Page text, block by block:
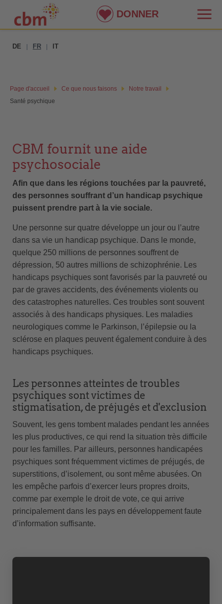
DE FR IT
Page d'accueil Ce que nous faisons
Notre travail
Santé psychique
CBM fournit une aide
psychosociale
Afin que dans les régions touchées par la pauvreté,
des personnes souffrant d’un handicap psychique
puissent prendre part à la vie sociale.
Une personne sur quatre développe un jour ou l’autre
dans sa vie un handicap psychique. Dans le monde,
quelque 250 millions de personnes souffrent de
dépression, 50 autres millions de schizophrénie. Les
handicaps psychiques sont favorisés par la pauvreté ou
par de graves accidents, des événements violents ou
des catastrophes naturelles. Ces troubles sont souvent
associés à des handicaps physiques. Les maladies
neurologiques comme le Parkinson, l’épilepsie ou la
sclérose en plaques peuvent également conduire à des
handicaps psychiques.
Les personnes atteintes de troubles
psychiques sont victimes de
stigmatisation, de préjugés et d'exclusion
Souvent, les gens tombent malades pendant les années
les plus productives, ce qui rend la situation très difficile
pour les familles. Par ailleurs, personnes handicapées
psychiques sont fréquemment victimes de préjugés, de
superstitions, d’isolement, ou sont même abusées. On
les empêche parfois d’exercer leurs propres droits,
comme par exemple le droit de vote, ce qui arrive
principalement dans les pays en développement faute
d’information suffisante.
DONNER